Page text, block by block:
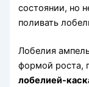
состоянии, но
поливать
Лобелия
формой роста,
лобелией-